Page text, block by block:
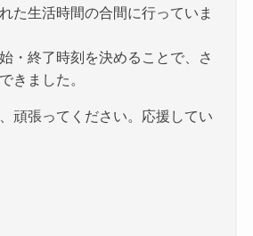
た生活時間の合間に行っていま
・終了時刻を決めることで、さ
きました。
頑張ってください。応援してい